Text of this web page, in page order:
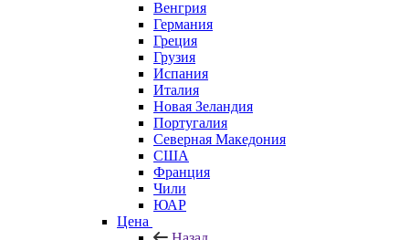
Венгрия
Германия
Греция
Грузия
Испания
Италия
Новая Зеландия
Португалия
Северная Македония
США
Франция
Чили
ЮАР
Цена